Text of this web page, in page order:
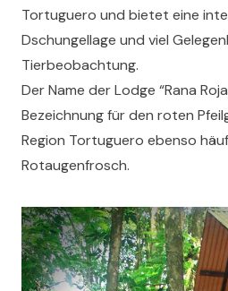
Tortuguero und bietet eine
Dschungellage und viel
Tierbeobachtung.
Der Name der Lodge “Rana
Bezeichnung für den roten
Region Tortuguero ebenso
Rotaugenfrosch.